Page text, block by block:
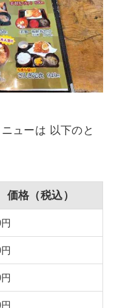
ューは 以下のと
価格（税込）